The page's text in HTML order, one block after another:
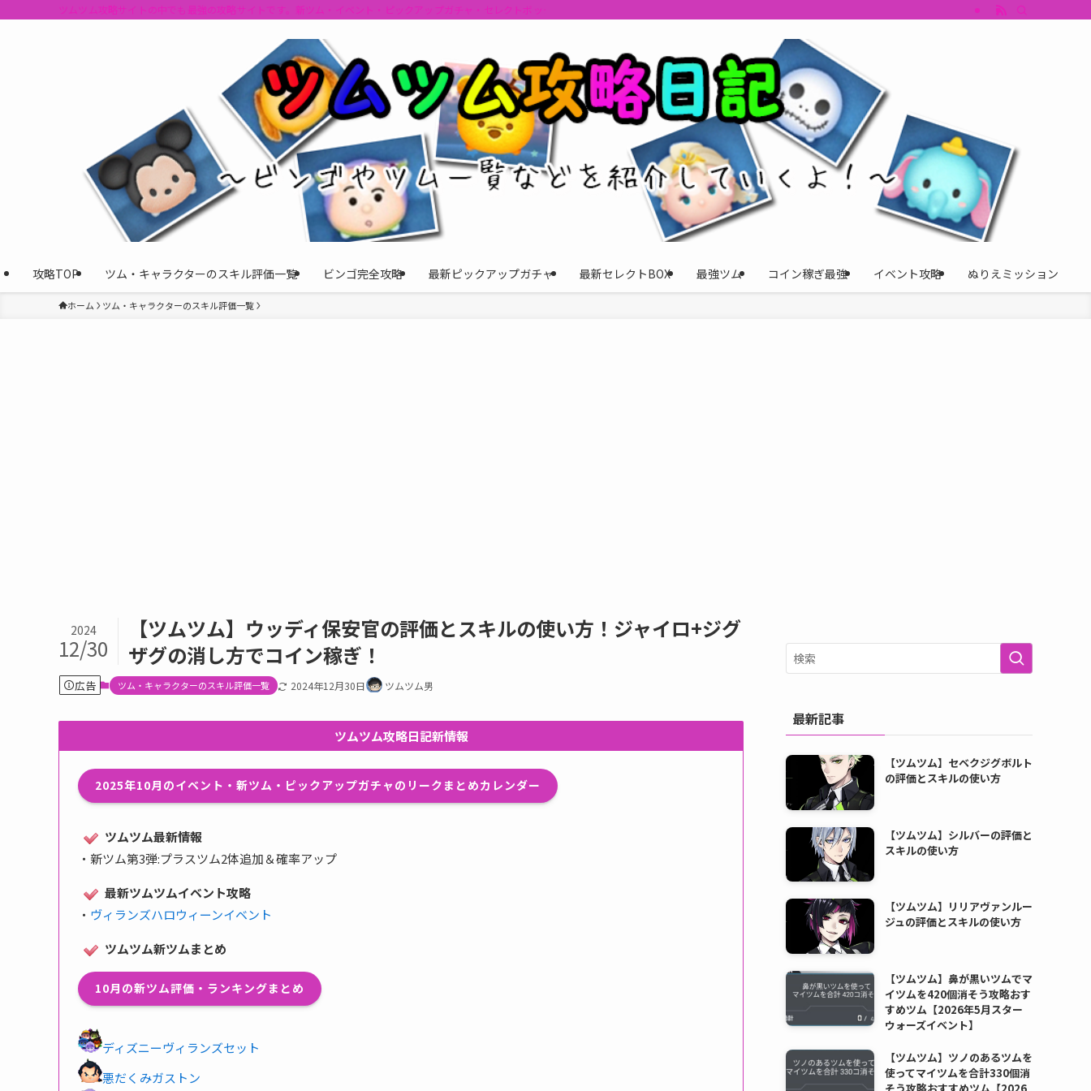
ツムツム攻略サイトの中でも最強の攻略サイトです。新ツム・イベント・ピックアップガチャ・セレクトボックスの情報を最速で提供しビンゴのおすすめツム・キャラ評価も丁寧に解説。ツムツムイベント、ツムツム攻略、ツムツ
攻略TOP ツム・キャラクターのスキル評価一覧 ビンゴ完全攻略 最新ピックアップガチャ 最新セレクトBOX 最強ツム コイン稼ぎ最強 イベント攻略 ぬりえミッション
ホーム ツム・キャラクターのスキル評価一覧
【ツムツム】ウッディ保安官の評価とスキルの使い方！ジャイロ+ジグ
ザグの消し方でコイン稼ぎ！
2024
12/30
広告 ツム・キャラクターのスキル評価一覧 2024年12月30日 ツムツム男
ツムツム攻略日記新情報
2025年10月のイベント・新ツム・ピックアップガチャのリークまとめカレンダー
ツムツム最新情報
・ 新ツム第3弾:プラスツム2体追加＆確率アップ
最新ツムツムイベント攻略
・ ヴィランズハロウィーンイベント
ツムツム新ツムまとめ
10月の新ツム評価・ランキングまとめ
ディズニーヴィランズセット
悪だくみガストン
最新記事
【ツムツム】セベクジグボルト
の評価とスキルの使い方
【ツムツム】シルバーの評価と
スキルの使い方
【ツムツム】リリアヴァンルー
ジュの評価とスキルの使い方
【ツムツム】鼻が黒いツムでマ
イツムを420個消そう攻略おす
すめツム【2026年5月スター
ウォーズイベント】
【ツムツム】ツノのあるツムを
使ってマイツムを合計330個消